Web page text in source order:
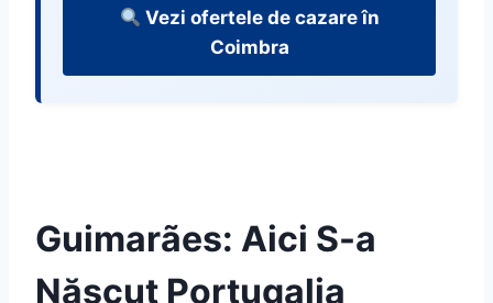
Vezi ofertele de cazare în
Coimbra
Guimarães: Aici S-a
Născut Portugalia